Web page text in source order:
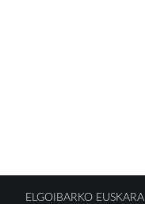
ELGOIBARKO EUSKARA